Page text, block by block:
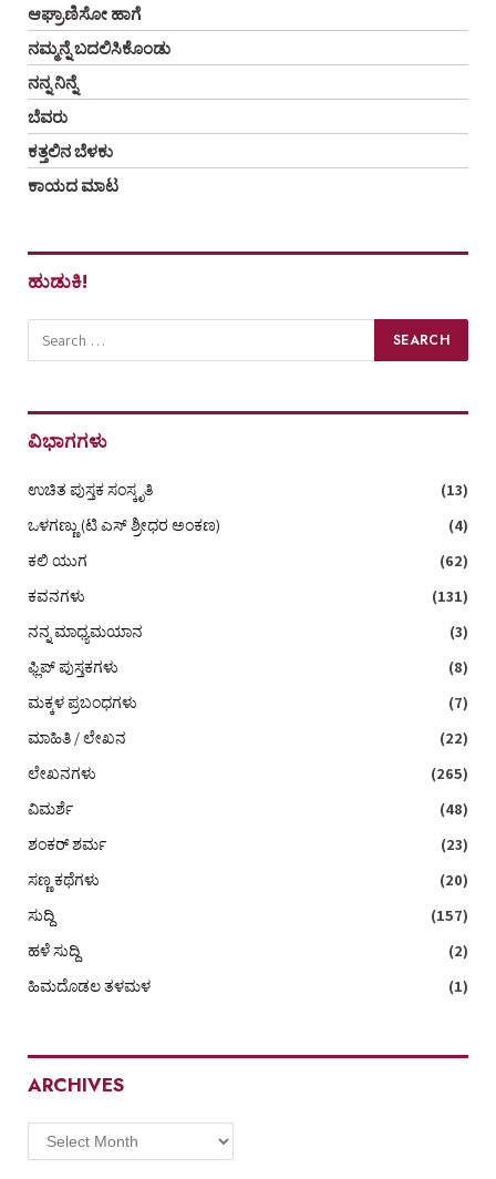
ಆಘ್ರಾಣಿಸೋ ಹಾಗೆ
ನಮ್ಮನ್ನೆ ಬದಲಿಸಿಕೊಂಡು
ನನ್ನ ನಿನ್ನೆ
ಬೆವರು
ಕತ್ತಲಿನ ಬೆಳಕು
ಕಾಯದ ಮಾಟ
ಹುಡುಕಿ!
ವಿಭಾಗಗಳು
ಉಚಿತ ಪುಸ್ತಕ ಸಂಸ್ಕೃತಿ
(13)
ಒಳಗಣ್ಣು (ಟಿ ಎಸ್‌ ಶ್ರೀಧರ ಅಂಕಣ)
(4)
ಕಲಿ ಯುಗ
(62)
ಕವನಗಳು
(131)
ನನ್ನ ಮಾಧ್ಯಮಯಾನ
(3)
ಫ್ಲಿಪ್ ಪುಸ್ತಕಗಳು
(8)
ಮಕ್ಕಳ ಪ್ರಬಂಧಗಳು
(7)
ಮಾಹಿತಿ / ಲೇಖನ
(22)
ಲೇಖನಗಳು
(265)
ವಿಮರ್ಶೆ
(48)
ಶಂಕರ್ ಶರ್ಮ
(23)
ಸಣ್ಣ ಕಥೆಗಳು
(20)
ಸುದ್ದಿ
(157)
ಹಳೆ ಸುದ್ದಿ
(2)
ಹಿಮದೊಡಲ ತಳಮಳ
(1)
ARCHIVES
Archives